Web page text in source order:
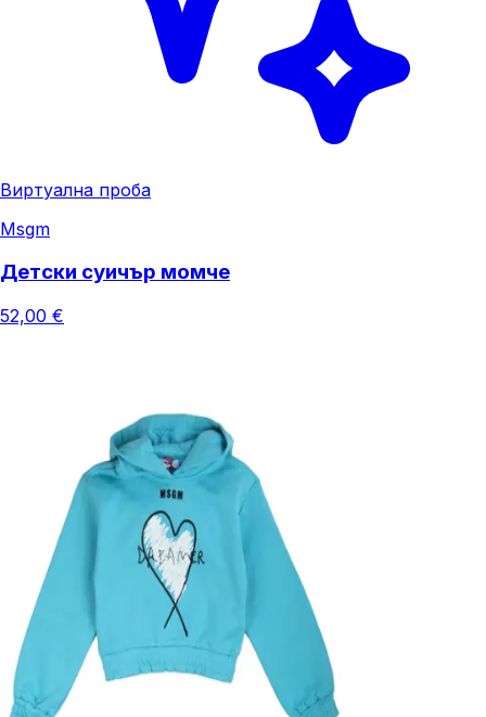
Виртуална проба
Msgm
Детски суичър момче
52,00 €